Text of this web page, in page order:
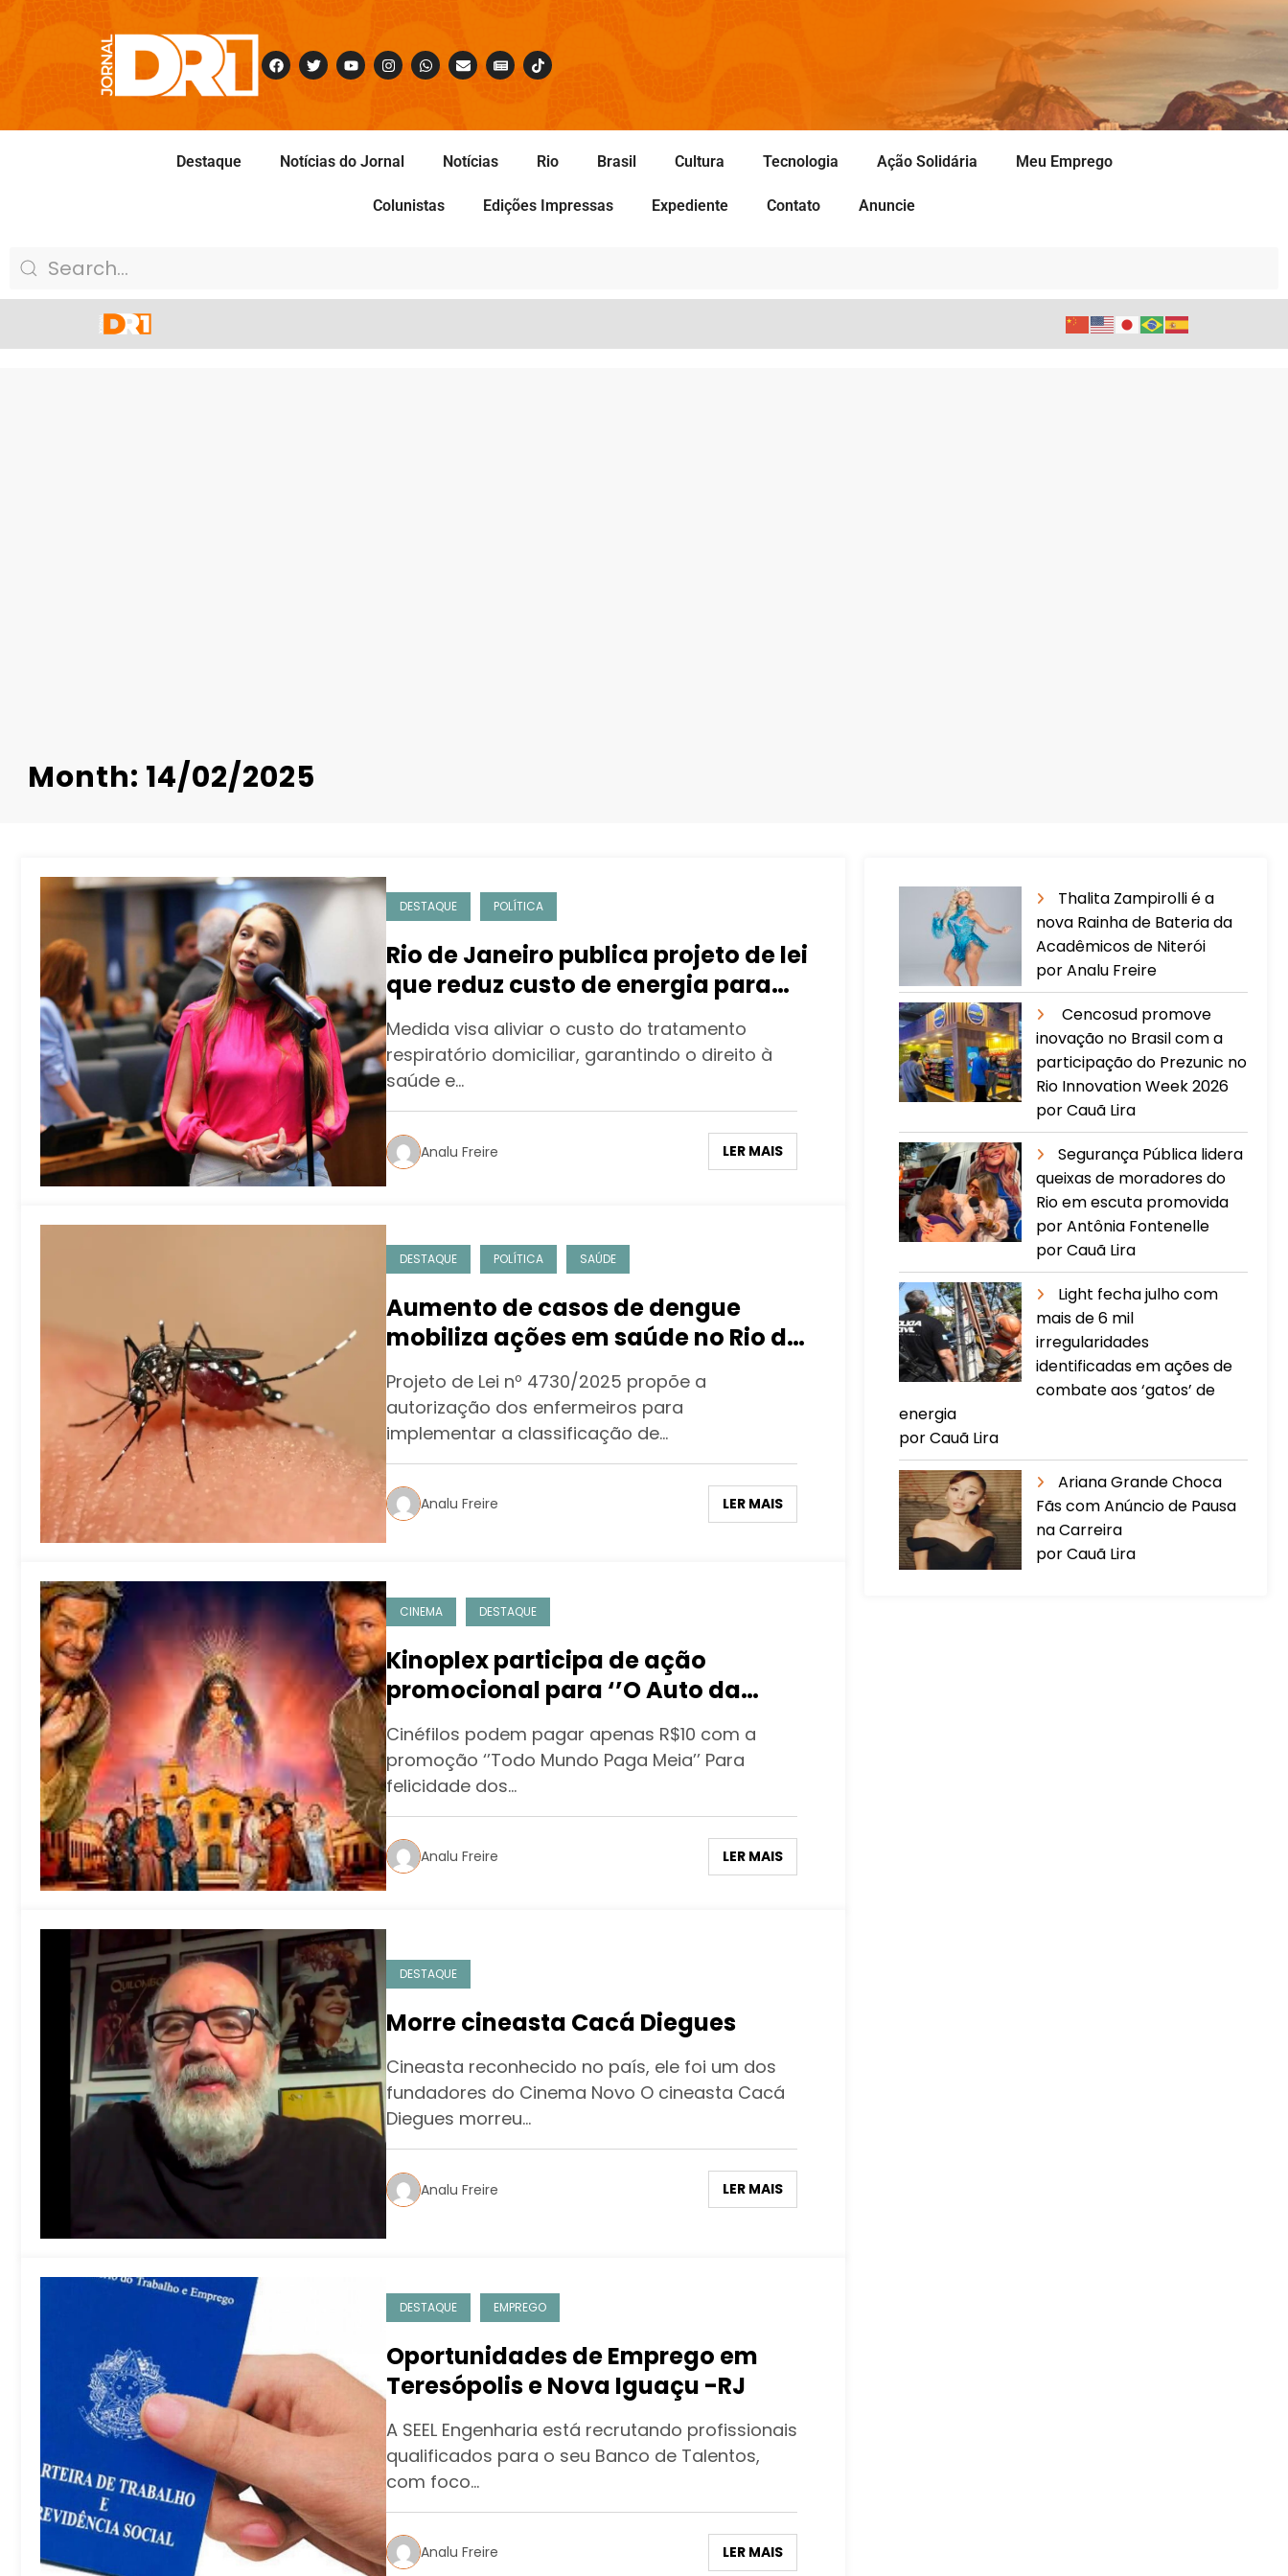
Destaque Notícias do Jornal Notícias Rio Brasil Cultura Tecnologia Ação Solidária Meu Emprego
Colunistas Edições Impressas Expediente Contato Anuncie
Month: 14/02/2025
DESTAQUE POLÍTICA
Rio de Janeiro publica projeto de lei
que reduz custo de energia para
famílias com pacientes
respiratórios
Medida visa aliviar o custo do tratamento
respiratório domiciliar, garantindo o direito à
saúde e…
Analu Freire LER MAIS
DESTAQUE POLÍTICA SAÚDE
Aumento de casos de dengue
mobiliza ações em saúde no Rio de
Janeiro
Projeto de Lei nº 4730/2025 propõe a
autorização dos enfermeiros para
implementar a classificação de…
Analu Freire LER MAIS
CINEMA DESTAQUE
Kinoplex participa de ação
promocional para ‘’O Auto da
Compadecida 2’’
Cinéfilos podem pagar apenas R$10 com a
promoção ‘’Todo Mundo Paga Meia’’ Para
felicidade dos…
Analu Freire LER MAIS
DESTAQUE
Morre cineasta Cacá Diegues
Cineasta reconhecido no país, ele foi um dos
fundadores do Cinema Novo O cineasta Cacá
Diegues morreu…
Analu Freire LER MAIS
DESTAQUE EMPREGO
Oportunidades de Emprego em
Teresópolis e Nova Iguaçu -RJ
A SEEL Engenharia está recrutando profissionais
qualificados para o seu Banco de Talentos,
com foco…
Analu Freire LER MAIS
Thalita Zampirolli é a
nova Rainha de Bateria da
Acadêmicos de Niterói
por Analu Freire
Cencosud promove
inovação no Brasil com a
participação do Prezunic no
Rio Innovation Week 2026
por Cauã Lira
​Segurança Pública lidera
queixas de moradores do
Rio em escuta promovida
por Antônia Fontenelle
por Cauã Lira
Light fecha julho com
mais de 6 mil
irregularidades
identificadas em ações de
combate aos ‘gatos’ de
energia
por Cauã Lira
Ariana Grande Choca
Fãs com Anúncio de Pausa
na Carreira
por Cauã Lira